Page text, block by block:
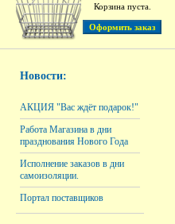
Корзина пуста.
Новости:
АКЦИЯ "Вас ждёт подарок!"
Работа Магазина в дни
празднования Нового Года
Исполнение заказов в дни
самоизоляции.
Портал поставщиков